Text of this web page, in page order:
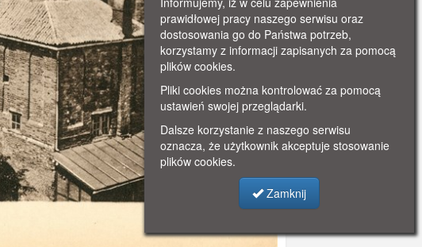
prawidłowej pracy naszego serwisu oraz
dostosowania go do Państwa potrzeb,
korzystamy z informacji zapisanych za pomocą
plików cookies.
Pliki cookies można kontrolować za pomocą
ustawień swojej przeglądarki.
Dalsze korzystanie z naszego serwisu
oznacza, że użytkownik akceptuje stosowanie
plików cookies.
Zamknij